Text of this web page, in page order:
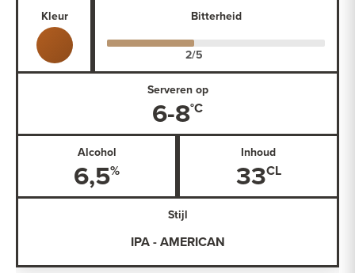
Kleur Bitterheid
Serveren op
6-8
Alcohol
6,5
Inhoud
33
Stijl
IPA - AMERICAN